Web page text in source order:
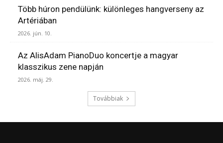
Több húron pendülünk: különleges hangverseny az
Artériában
2026. jún. 10.
Az AlisAdam PianoDuo koncertje a magyar
klasszikus zene napján
2026. máj. 29.
Továbbiak